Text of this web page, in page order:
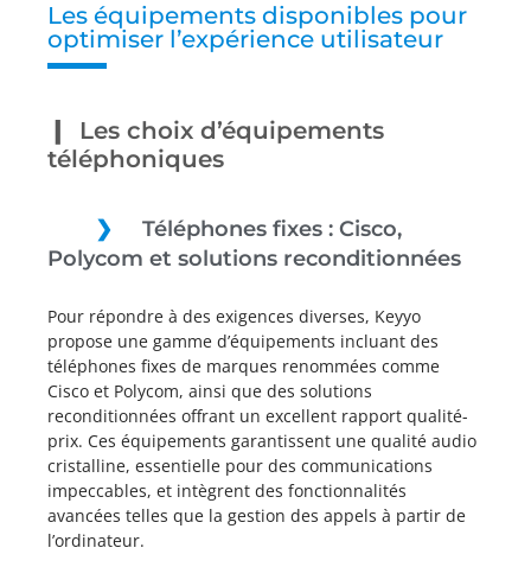
Les équipements disponibles pour
optimiser l’expérience utilisateur
Les choix d’équipements
téléphoniques
Téléphones fixes : Cisco,
Polycom et solutions reconditionnées
Pour répondre à des exigences diverses, Keyyo
propose une gamme d’équipements incluant des
téléphones fixes de marques renommées comme
Cisco et Polycom, ainsi que des solutions
reconditionnées offrant un excellent rapport qualité-
prix. Ces équipements garantissent une qualité audio
cristalline, essentielle pour des communications
impeccables, et intègrent des fonctionnalités
avancées telles que la gestion des appels à partir de
l’ordinateur.